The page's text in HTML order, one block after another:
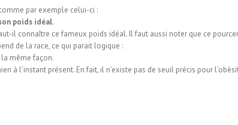
par exemple celui-ci :
poids idéal.
il connaître ce fameux poids idéal. Il faut aussi noter que ce
de la race, ce qui parait logique :
la même façon.
à l’instant présent. En fait, il n’existe pas de seuil précis pour